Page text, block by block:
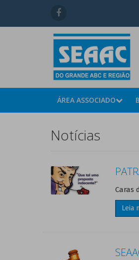
ÁREA ASSOCIADO
Notícias
Caras
Leia